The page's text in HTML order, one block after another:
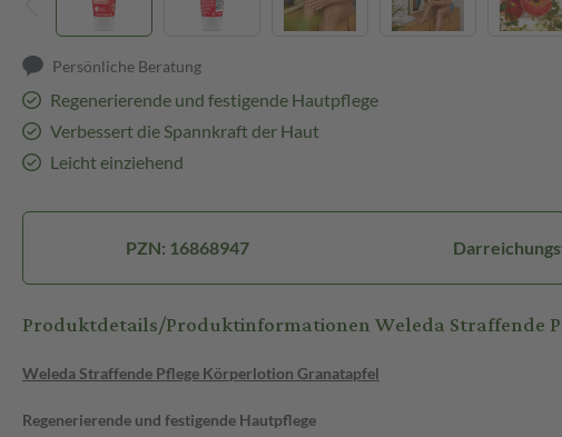
Persönliche Beratung
Regenerierende und festigende Hautpflege
Verbessert die Spannkraft der Haut
Leicht einziehend
PZN: 16868947
Produktdetails/Produktinformationen Weleda Straffende
Weleda Straffende Pflege Körperlotion Granatapfel
Regenerierende und festigende Hautpflege